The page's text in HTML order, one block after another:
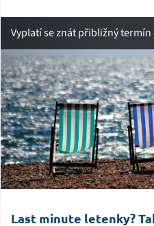
Vyplatí se znát přibližný
Last minute letenky?